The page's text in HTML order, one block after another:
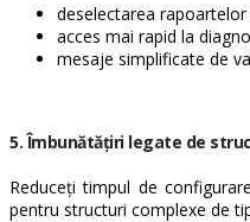
deselectarea
acces mai rapid la
mesaje simplificate de
5. Îmbunătățiri legate de
Reduceți timpul de
pentru structuri complexe de